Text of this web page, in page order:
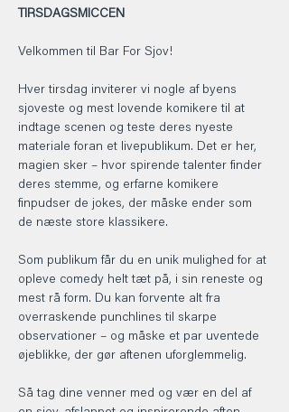
TIRSDAGSMICCEN
Velkommen til Bar For Sjov!
Hver tirsdag inviterer vi nogle af byens
sjoveste og mest lovende komikere til at
indtage scenen og teste deres nyeste
materiale foran et livepublikum. Det er her,
magien sker – hvor spirende talenter finder
deres stemme, og erfarne komikere
finpudser de jokes, der måske ender som
de næste store klassikere.
Som publikum får du en unik mulighed for at
opleve comedy helt tæt på, i sin reneste og
mest rå form. Du kan forvente alt fra
overraskende punchlines til skarpe
observationer – og måske et par uventede
øjeblikke, der gør aftenen uforglemmelig.
Så tag dine venner med og vær en del af